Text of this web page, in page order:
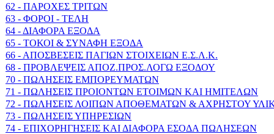
62 - ΠΑΡΟΧΕΣ ΤΡΙΤΩΝ
63 - ΦΟΡΟΙ - ΤΕΛΗ
64 - ΔΙΑΦΟΡΑ ΕΞΟΔΑ
65 - ΤΟΚΟΙ & ΣΥΝΑΦΗ ΕΞΟΔΑ
66 - ΑΠΟΣΒΕΣΕΙΣ ΠΑΓΙΩΝ ΣΤΟΙΧΕΙΩΝ Ε.Σ.Λ.Κ.
68 - ΠΡΟΒΛΕΨΕΙΣ ΑΠΟΖ.ΠΡΟΣ.ΛΟΓΩ ΕΞΟΔΟΥ
70 - ΠΩΛΗΣΕΙΣ ΕΜΠΟΡΕΥΜΑΤΩΝ
71 - ΠΩΛΗΣΕΙΣ ΠΡΟΙΟΝΤΩΝ ΕΤΟΙΜΩΝ ΚΑΙ ΗΜΙΤΕΛΩΝ
72 - ΠΩΛΗΣΕΙΣ ΛΟΙΠΩΝ ΑΠΟΘΕΜΑΤΩΝ & ΑΧΡΗΣΤΟΥ
73 - ΠΩΛΗΣΕΙΣ ΥΠΗΡΕΣΙΩΝ
74 - ΕΠΙΧΟΡΗΓΗΣΕΙΣ ΚΑΙ ΔΙΑΦΟΡΑ ΕΣΟΔΑ ΠΩΛΗΣΕΩΝ